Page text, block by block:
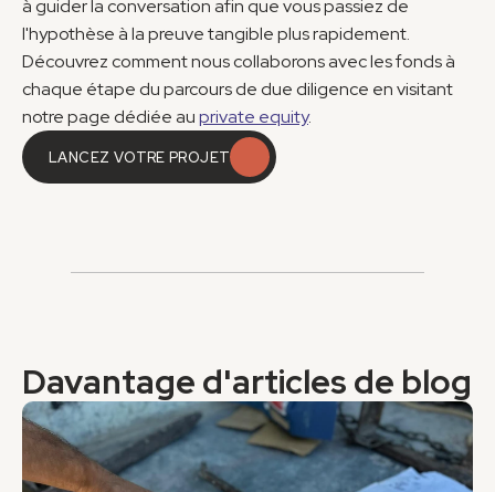
à guider la conversation afin que vous passiez de
l'hypothèse à la preuve tangible plus rapidement.
Découvrez comment nous collaborons avec les fonds à
chaque étape du parcours de due diligence en visitant
notre page dédiée au private equity.
LANCEZ VOTRE PROJET
Davantage d'articles de blog